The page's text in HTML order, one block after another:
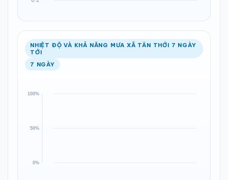
NHIỆT ĐỘ VÀ KHẢ NĂNG MƯA XÃ TÂN THỚI 7 NGÀY
TỚI
7 NGÀY